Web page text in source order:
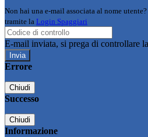
Non hai una e-mail associata al nome
tramite la Login Spaggiari
E-mail inviata, si prega di controllare
Errore
Chiudi
Successo
Chiudi
Informazione